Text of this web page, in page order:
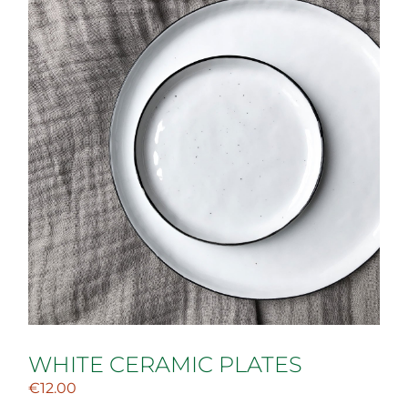
WHITE CERAMIC PLATES
€12.00